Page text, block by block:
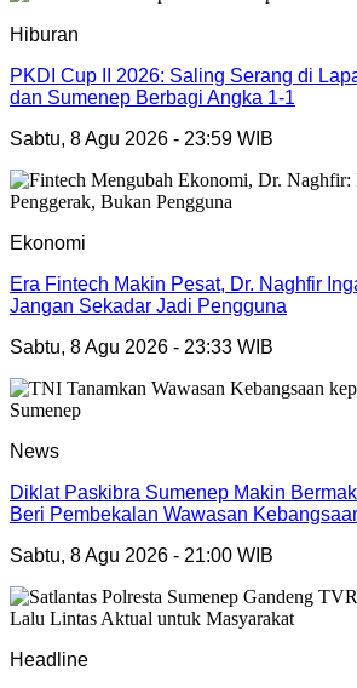
Hiburan
PKDI Cup II 2026: Saling Serang di
dan Sumenep Berbagi Angka 1-1
Sabtu, 8 Agu 2026 - 23:59 WIB
Ekonomi
Era Fintech Makin Pesat, Dr. Naghfir
Jangan Sekadar Jadi Pengguna
Sabtu, 8 Agu 2026 - 23:33 WIB
News
Diklat Paskibra Sumenep Makin
Beri Pembekalan Wawasan
Sabtu, 8 Agu 2026 - 21:00 WIB
Headline